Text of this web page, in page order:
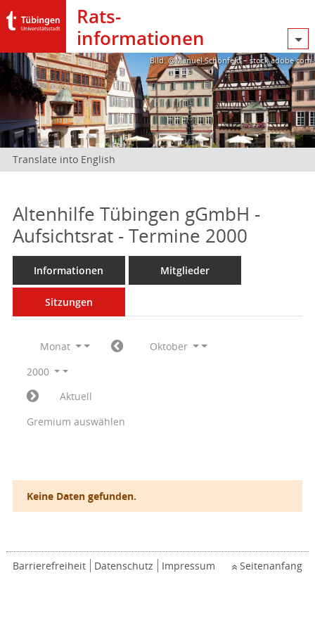
Rats­
informationen
Bild: @Manuel Schönfeld – stock.adobe.com
Translate into English
Altenhilfe Tübingen gGmbH -
Aufsichtsrat - Termine 2000
Informationen Mitglieder
Sitzungen
Monat
Oktober
2000
Aktuell
Gremium auswählen
Keine Daten gefunden.
Barrierefreiheit Datenschutz Impressum Seitenanfang